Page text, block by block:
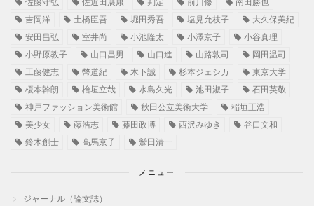
吉岡洋
土橋臣吾 堀田秀吾 塩見允枝子
大久保美紀
安田昌弘
室井尚 小池隆太 小澤京子
小谷真理
小野原教子
山口昌男 山口進 山路敦司
岡田温司
工藤健志
幣道紀 木下誠 杉本ジェシカ
東京大学
榎本幹朗
檜垣立哉 水島久光 池田淑子
石田英敬
神戸ファッション美術館
秋田公立美術大学
稲垣正浩
美少女
藤浩志 藤田政博 西沢みゆき
谷口文和
鈴木創士
高馬京子 鷲田清一
メニュー
ジャーナル（論文誌）